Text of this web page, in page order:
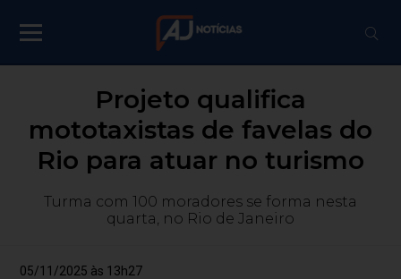
Projeto qualifica
mototaxistas de favelas do
Rio para atuar no turismo
Turma com 100 moradores se forma nesta
quarta, no Rio de Janeiro
05/11/2025 às 13h27